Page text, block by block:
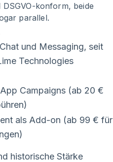
konform, beide
parallel.
und Messaging, seit
Technologies
Campaigns (ab 20 €
als Add-on (ab 99 € für
historische Stärke